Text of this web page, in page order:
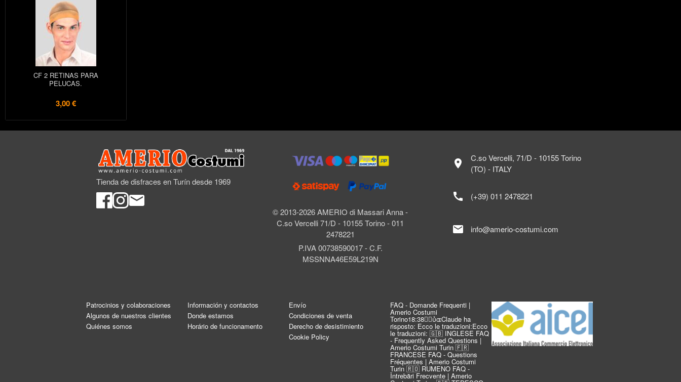
CF 2 RETINAS PARA
PELUCAS.
3,00 €
Tienda de disfraces en Turín desde 1969
© 2013-2026 AMERIO di Massari Anna -
C.so Vercelli 71/D - 10155 Torino - 011
2478221
P.IVA 00738590017 - C.F.
MSSNNA46E59L219N
location_on
C.so Vercelli, 71/D - 10155 Torino
(TO) - ITALY
call (+39) 011 2478221
mail info@amerio-costumi.com
Patrocinios y colaboraciones
Algunos de nuestros clientes
Quiénes somos
Información y contactos
Donde estamos
Horário de funcionamento
Envío
Condiciones de venta
Derecho de desistimiento
Cookie Policy
FAQ - Domande Frequenti |
Amerio Costumi
Torino18:38Claude ha
risposto: Ecco le traduzioni:Ecco
le traduzioni: 🇬🇧 INGLESE FAQ
- Frequently Asked Questions |
Amerio Costumi Turin 🇫🇷
FRANCESE FAQ - Questions
Fréquentes | Amerio Costumi
Turin 🇷🇴 RUMENO FAQ -
Întrebări Frecvente | Amerio